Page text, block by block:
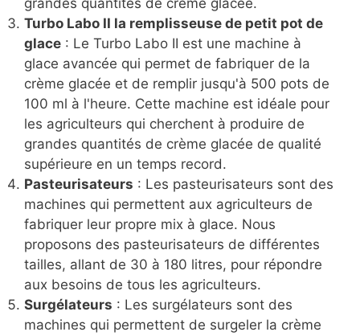
grandes quantités de crème glacée.
Turbo Labo II la remplisseuse de petit pot de
glace : Le Turbo Labo II est une machine à
glace avancée qui permet de fabriquer de la
crème glacée et de remplir jusqu'à 500 pots de
100 ml à l'heure. Cette machine est idéale pour
les agriculteurs qui cherchent à produire de
grandes quantités de crème glacée de qualité
supérieure en un temps record.
Pasteurisateurs : Les pasteurisateurs sont des
machines qui permettent aux agriculteurs de
fabriquer leur propre mix à glace. Nous
proposons des pasteurisateurs de différentes
tailles, allant de 30 à 180 litres, pour répondre
aux besoins de tous les agriculteurs.
Surgélateurs : Les surgélateurs sont des
machines qui permettent de surgeler la crème